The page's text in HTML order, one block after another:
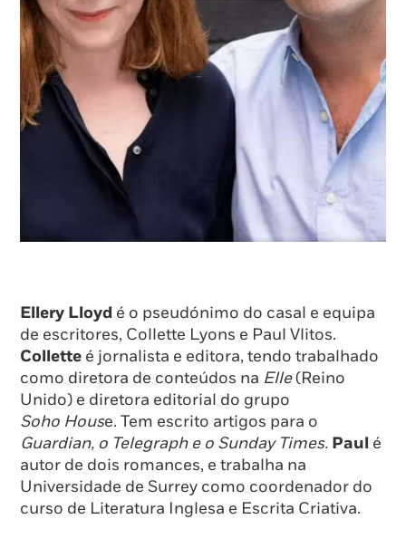
Ellery Lloyd é o pseudónimo do casal e equipa
de escritores, Collette Lyons e Paul Vlitos.
Collette é jornalista e editora, tendo trabalhado
como diretora de conteúdos na Elle(Reino
Unido) e diretora editorial do grupo
Soho House. Tem escrito artigos para o
Guardian, o Telegraph e o Sunday Times. Paul é
autor de dois romances, e trabalha na
Universidade de Surrey como coordenador do
curso de Literatura Inglesa e Escrita Criativa.